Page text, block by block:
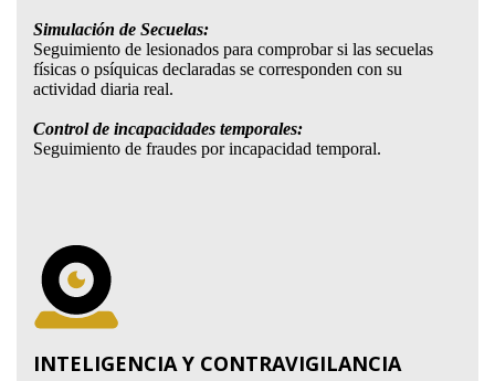
Simulación de Secuelas:
Seguimiento de lesionados para comprobar si las secuelas
físicas o psíquicas declaradas se corresponden con su
actividad diaria real.
Control de incapacidades temporales:
Seguimiento de fraudes por incapacidad temporal.
INTELIGENCIA Y CONTRAVIGILANCIA